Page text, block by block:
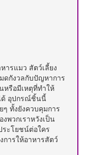
ารแมว สัตว์เลี้ยง
ดกังวลกับปัญหาการ
รือมีเหตุที่ทำให้
ด้ อุปกรณ์ชิ้นนี้
ๆ ทั้งยังควบคุมการ
พวกเราหวังเป็น
ระโยชน์ต่อใคร
การให้อาหารสัตว์